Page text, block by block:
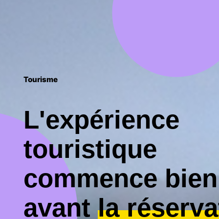
Tourisme
L'expérience
touristique
commence bien
avant la